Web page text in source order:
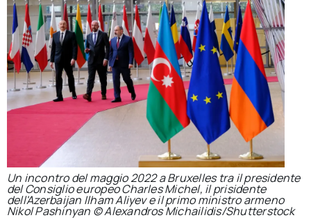
Un incontro del maggio 2022 a Bruxelles tra il presidente
del Consiglio europeo Charles Michel, il prisidente
dell'Azerbaijan Ilham Aliyev e il primo ministro armeno
Nikol Pashinyan © Alexandros Michailidis/Shutterstock